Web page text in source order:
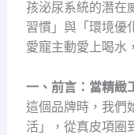
孩泌尿系統的潛在
習慣」與「環境優
愛寵主動愛上喝水
一、前言：當精緻
這個品牌時，我們
活」，從真皮項圈